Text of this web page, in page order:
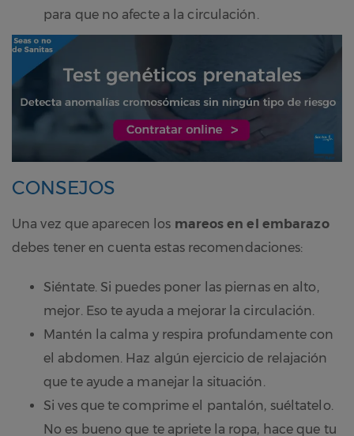
para que no afecte a la circulación.
CONSEJOS
Una vez que aparecen los mareos en el embarazo
debes tener en cuenta estas recomendaciones:
Siéntate. Si puedes poner las piernas en alto,
mejor. Eso te ayuda a mejorar la circulación.
Mantén la calma y respira profundamente con
el abdomen. Haz algún ejercicio de relajación
que te ayude a manejar la situación.
Si ves que te comprime el pantalón, suéltatelo.
No es bueno que te apriete la ropa, hace que tu